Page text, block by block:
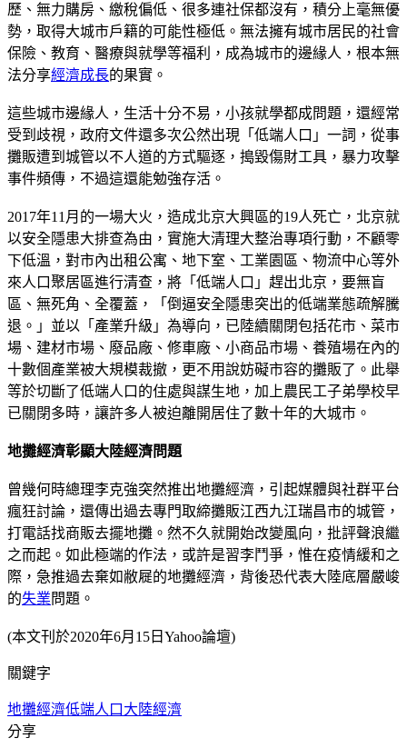
歷、無力購房、繳稅偏低、很多連社保都沒有，積分上毫無優
勢，取得大城市戶籍的可能性極低。無法擁有城市居民的社會
保險、教育、醫療與就學等福利，成為城市的邊緣人，根本無
法分享經濟成長的果實。
這些城市邊緣人，生活十分不易，小孩就學都成問題，還經常
受到歧視，政府文件還多次公然出現「低端人口」一詞，從事
攤販遭到城管以不人道的方式驅逐，搗毀傷財工具，暴力攻擊
事件頻傳，不過這還能勉強存活。
2017年11月的一場大火，造成北京大興區的19人死亡，北京就
以安全隱患大排查為由，實施大清理大整治專項行動，不顧零
下低溫，對市內出租公寓、地下室、工業園區、物流中心等外
來人口聚居區進行清查，將「低端人口」趕出北京，要無盲
區、無死角、全覆蓋，「倒逼安全隱患突出的低端業態疏解騰
退。」並以「產業升級」為導向，已陸續關閉包括花市、菜市
場、建材市場、廢品廠、修車廠、小商品市場、養殖場在內的
十數個產業被大規模裁撤，更不用說妨礙市容的攤販了。此舉
等於切斷了低端人口的住處與謀生地，加上農民工子弟學校早
已關閉多時，讓許多人被迫離開居住了數十年的大城市。
地攤經濟彰顯大陸經濟問題
曾幾何時總理李克強突然推出地攤經濟，引起媒體與社群平台
瘋狂討論，還傳出過去專門取締攤販江西九江瑞昌市的城管，
打電話找商販去擺地攤。然不久就開始改變風向，批評聲浪繼
之而起。如此極端的作法，或許是習李鬥爭，惟在疫情緩和之
際，急推過去棄如敝屣的地攤經濟，背後恐代表大陸底層嚴峻
的失業問題。
(本文刊於2020年6月15日Yahoo論壇)
關鍵字
地攤經濟低端人口 大陸經濟
分享